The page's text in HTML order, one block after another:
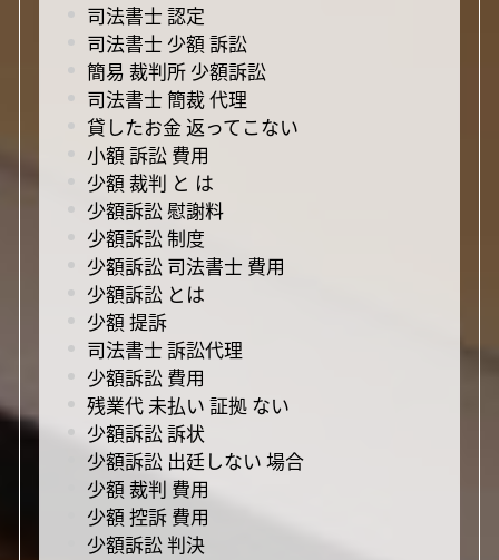
司法書士 認定
司法書士 少額 訴訟
簡易 裁判所 少額訴訟
司法書士 簡裁 代理
貸したお金 返ってこない
小額 訴訟 費用
少額 裁判 と は
少額訴訟 慰謝料
少額訴訟 制度
少額訴訟 司法書士 費用
少額訴訟 とは
少額 提訴
司法書士 訴訟代理
少額訴訟 費用
残業代 未払い 証拠 ない
少額訴訟 訴状
少額訴訟 出廷しない 場合
少額 裁判 費用
少額 控訴 費用
少額訴訟 判決